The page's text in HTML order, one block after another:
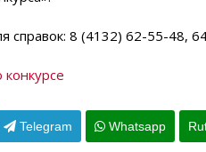
справок: 8 (4132) 62-55-48,
Telegram Whatsapp